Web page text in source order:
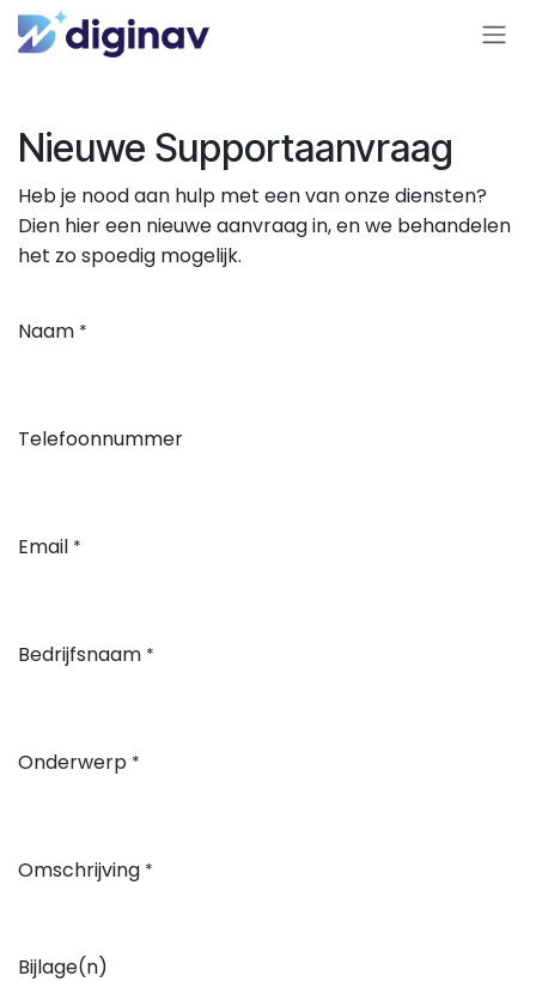
Overslaan naar inhoud
Nieuwe Supportaanvraag
Heb je nood aan hulp met een van onze diensten?
Dien hier een nieuwe aanvraag in, en we behandelen
het zo spoedig mogelijk.
Naam *
Telefoonnummer
Email *
Bedrijfsnaam *
Onderwerp *
Omschrijving *
Bijlage(n)